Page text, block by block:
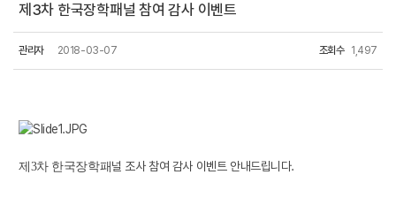
제3차 한국장학패널 참여 감사 이벤트
관리자 2018-03-07 조회수 1,497
제3차 한국장학패 널 조사 참여 감사 이벤트 안내드립니다.